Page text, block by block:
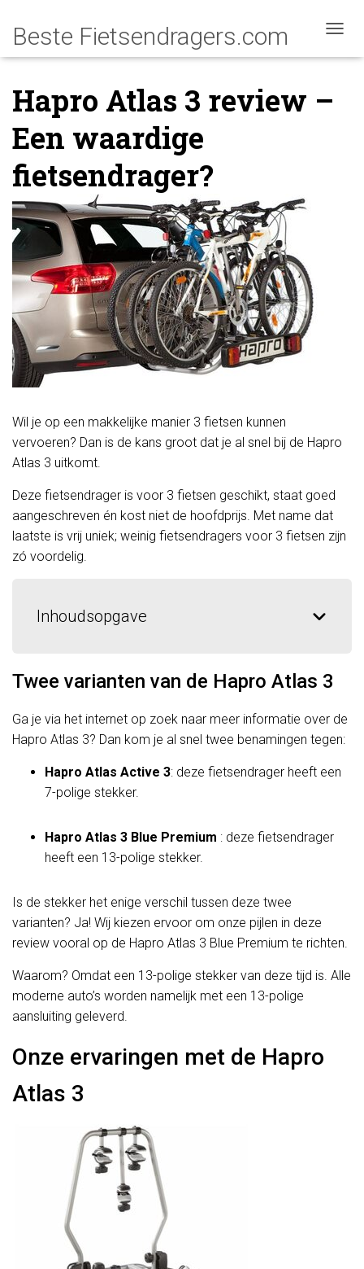
Hapro Atlas 3 review –
Een waardige
fietsendrager?
Wil je op een makkelijke manier 3 fietsen kunnen
vervoeren? Dan is de kans groot dat je al snel bij de Hapro
Atlas 3 uitkomt.
Deze fietsendrager is voor 3 fietsen geschikt, staat goed
aangeschreven én kost niet de hoofdprijs. Met name dat
laatste is vrij uniek; weinig fietsendragers voor 3 fietsen zijn
zó voordelig.
Inhoudsopgave
Twee varianten van de Hapro Atlas 3
Ga je via het internet op zoek naar meer informatie over de
Hapro Atlas 3? Dan kom je al snel twee benamingen tegen:
Hapro Atlas Active 3: deze fietsendrager heeft een
7-polige stekker.
Hapro Atlas 3 Blue Premium : deze fietsendrager
heeft een 13-polige stekker.
Is de stekker het enige verschil tussen deze twee
varianten? Ja! Wij kiezen ervoor om onze pijlen in deze
review vooral op de Hapro Atlas 3 Blue Premium te richten.
Waarom? Omdat een 13-polige stekker van deze tijd is. Alle
moderne auto’s worden namelijk met een 13-polige
aansluiting geleverd.
Onze ervaringen met de Hapro
Atlas 3